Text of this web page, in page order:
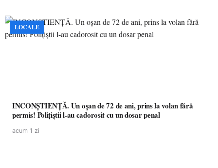
LOCALE
INCONȘTIENȚĂ. Un oșan de 72 de ani, prins la volan fără
permis! Polițiștii l-au cadorosit cu un dosar penal
acum 1 zi